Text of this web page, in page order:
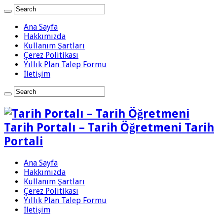
Ana Sayfa
Hakkımızda
Kullanım Şartları
Çerez Politikası
Yıllık Plan Talep Formu
İletişim
Tarih Portalı – Tarih Öğretmeni Tarih
Portali
Ana Sayfa
Hakkımızda
Kullanım Şartları
Çerez Politikası
Yıllık Plan Talep Formu
İletişim